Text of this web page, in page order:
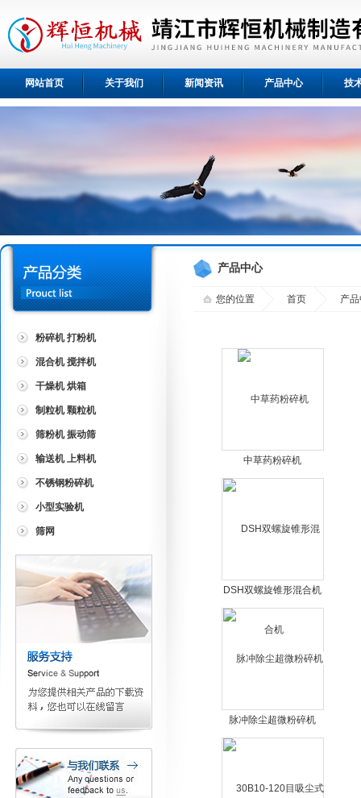
网站首页 关于我们 新闻资讯 产品中心 技
粉碎机 打粉机
混合机 搅拌机
干燥机 烘箱
制粒机 颗粒机
筛粉机 振动筛
输送机 上料机
不锈钢粉碎机
小型实验机
筛网
产品中心
您的位置 首页 产
中草药粉碎机
DSH双螺旋锥形混合机
脉冲除尘超微粉碎机